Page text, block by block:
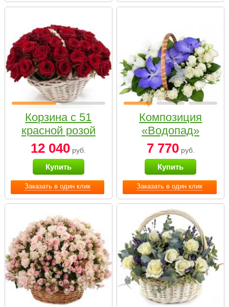
Заказать в один клик
Корзина с 51
красной розой
12 040 руб.
Купить
Заказать в один клик
Композиция
«Водопад»
7 770руб.
Купить